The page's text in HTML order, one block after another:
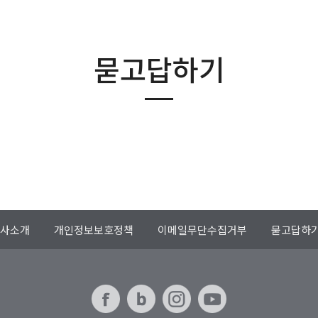
묻고답하기
소개 개인정보보호정책 이메일무단수집거부 묻고답하